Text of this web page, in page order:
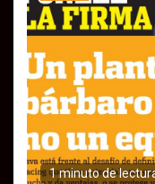
1 minuto de